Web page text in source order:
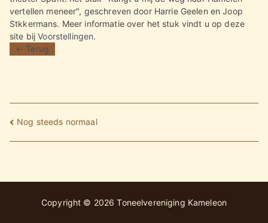
vertellen meneer", geschreven door Harrie Geelen en Joop
Stkkermans. Meer informatie over het stuk vindt u op deze
site bijVoorstellingen.
← Terug
Bericht
navigatie
Nog steeds normaal
Copyright © 2026Toneelvereniging Kameleon